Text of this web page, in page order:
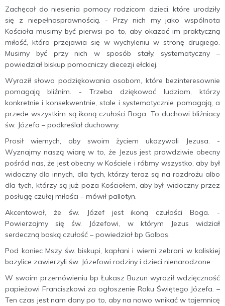
Zachęcał do niesienia pomocy rodzicom dzieci, które urodziły
się z niepełnosprawnością. - Przy nich my jako wspólnota
Kościoła musimy być pierwsi po to, aby okazać im praktyczną
miłość, która przejawia się w wychyleniu w stronę drugiego.
Musimy być przy nich w sposób stały, systematyczny –
powiedział biskup pomocniczy diecezji ełckiej.
Wyraził słowa podziękowania osobom, które bezinteresownie
pomagają bliźnim. - Trzeba dziękować ludziom, którzy
konkretnie i konsekwentnie, stale i systematycznie pomagają, a
przede wszystkim są ikoną czułości Boga. To duchowi bliźniacy
św. Józefa – podkreślał duchowny.
Prosił wiernych, aby swoim życiem ukazywali Jezusa. -
Wyznajmy naszą wiarę w to, że Jezus jest prawdziwie obecny
pośród nas, że jest obecny w Kościele i róbmy wszystko, aby był
widoczny dla innych, dla tych, którzy teraz są na rozdrożu albo
dla tych, którzy są już poza Kościołem, aby był widoczny przez
posługę czułej miłości – mówił pallotyn.
Akcentował, że św. Józef jest ikoną czułości Boga. -
Powierzajmy się św. Józefowi, w którym Jezus widział
serdeczną boską czułość – powiedział bp Galbas.
Pod koniec Mszy św. biskupi, kapłani i wierni zebrani w kaliskiej
bazylice zawierzyli św. Józefowi rodziny i dzieci nienarodzone.
W swoim przemówieniu bp Łukasz Buzun wyraził wdzięczność
papieżowi Franciszkowi za ogłoszenie Roku Świętego Józefa. –
Ten czas jest nam dany po to, aby na nowo wnikać w tajemnicę